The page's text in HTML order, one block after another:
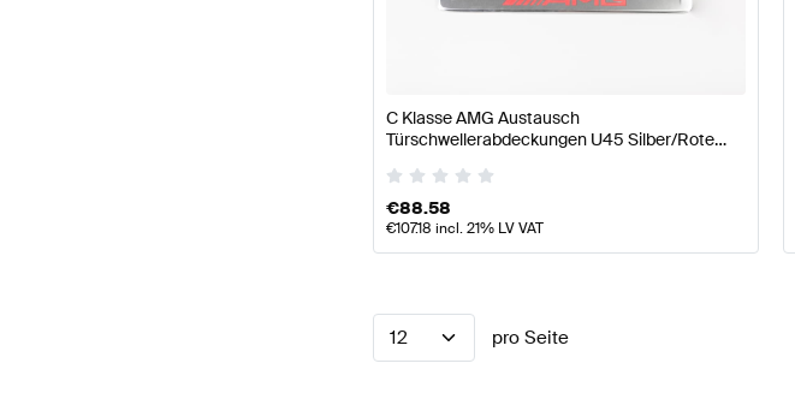
C Klasse AMG Austausch
Türschwellerabdeckungen U45 Silber/Rote
€88.58
€107.18 incl. 21% LV VAT
12 pro Seite